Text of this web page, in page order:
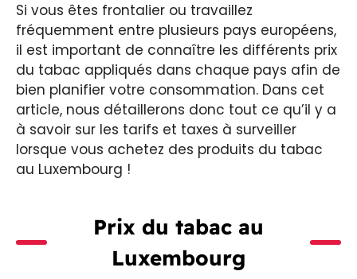
Si vous êtes frontalier ou travaillez
fréquemment entre plusieurs pays européens,
il est important de connaître les différents prix
du tabac appliqués dans chaque pays afin de
bien planifier votre consommation. Dans cet
article, nous détaillerons donc tout ce qu’il y a
à savoir sur les tarifs et taxes à surveiller
lorsque vous achetez des produits du tabac
au Luxembourg !
Prix du tabac au
Luxembourg